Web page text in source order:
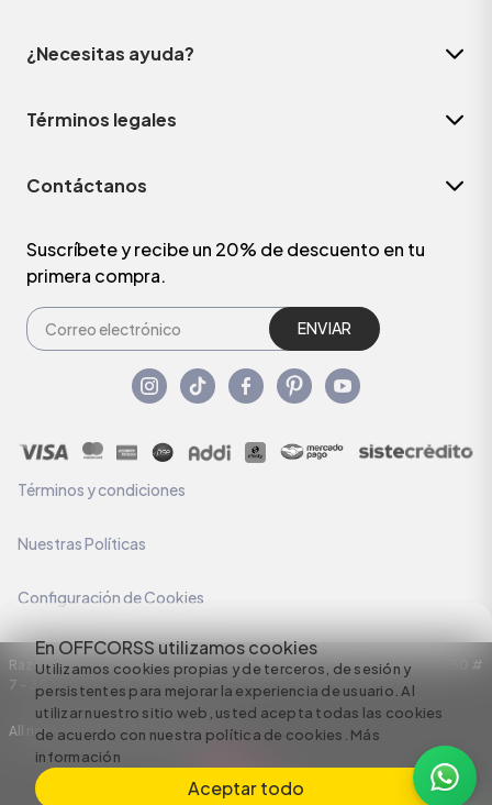
En OFFCORSS utilizamos cookies
Utilizamos cookies propias y de terceros, de sesión y
persistentes para mejorar la experiencia de usuario. Al
utilizar nuestro sitio web, usted acepta todas las cookies
de acuerdo con nuestra política de cookies. Más
información
Aceptar todo
¿Necesitas ayuda?
Términos legales
Contáctanos
Suscríbete y recibe un 20% de descuento en tu
primera compra.
ENVIAR
Términos y condiciones
Nuestras Políticas
Configuración de Cookies
Razón Social: C.I HERMECO S.A. NIT: 890924167-6 Dirección: Carrera 50 #
7 – 35
All rights reserved empowered by